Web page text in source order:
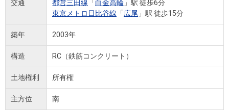
交通 都営三田線 「白金高輪 」駅 徒歩6分
東京メトロ日比谷線 「広尾 」駅 徒歩15分
築年 2003年
構造 RC（鉄筋コンクリート）
土地権利 所有権
主方位 南